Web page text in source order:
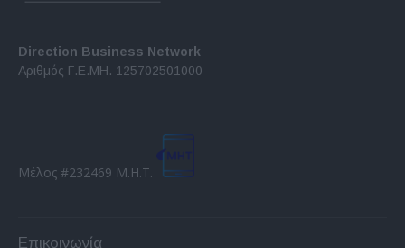
Direction Business Network
Αριθμός Γ.Ε.ΜΗ. 125702501000
Μέλος #232469 Μ.Η.Τ.
Επικοινωνία